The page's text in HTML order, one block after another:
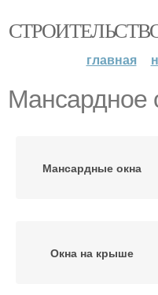
главная
Мансардное
Мансардные окна
Окна на крыше